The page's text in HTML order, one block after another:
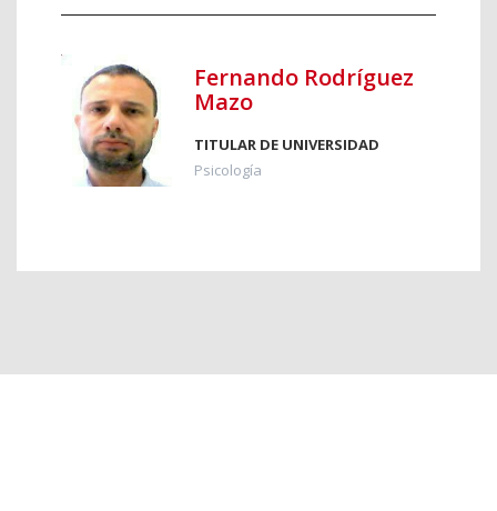
Fernando Rodríguez
Mazo
TITULAR DE UNIVERSIDAD
Psicología